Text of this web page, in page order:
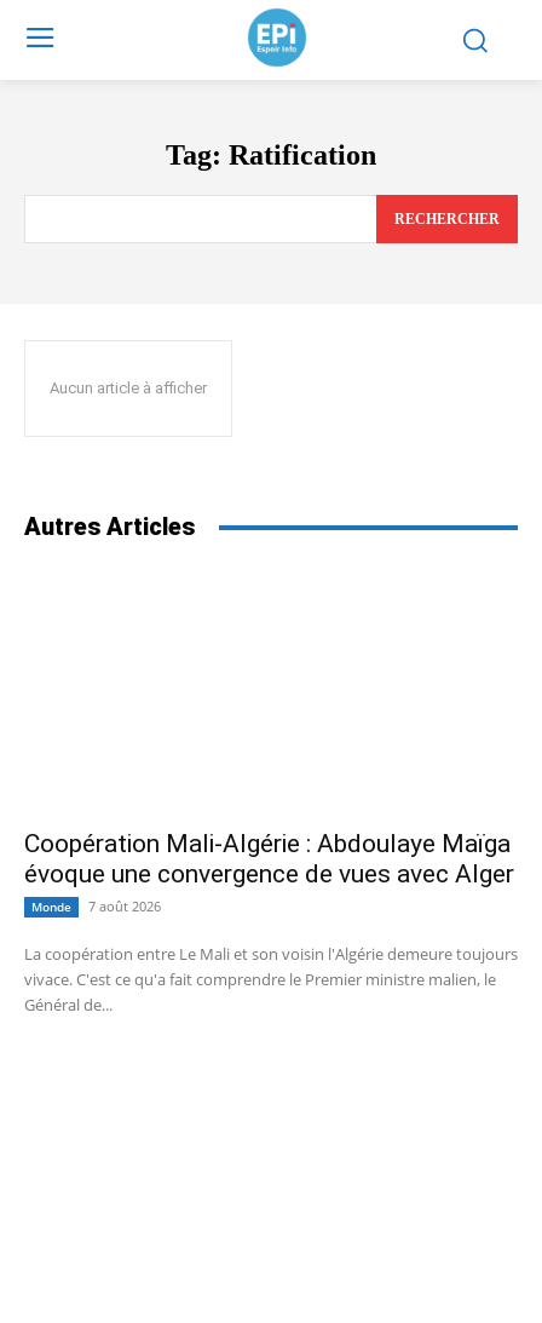
Tag: Ratification
RECHERCHER
Aucun article à afficher
Autres Articles
Coopération Mali-Algérie : Abdoulaye Maïga
évoque une convergence de vues avec Alger
Monde 7 août 2026
La coopération entre Le Mali et son voisin l'Algérie demeure toujours
vivace. C'est ce qu'a fait comprendre le Premier ministre malien, le
Général de...